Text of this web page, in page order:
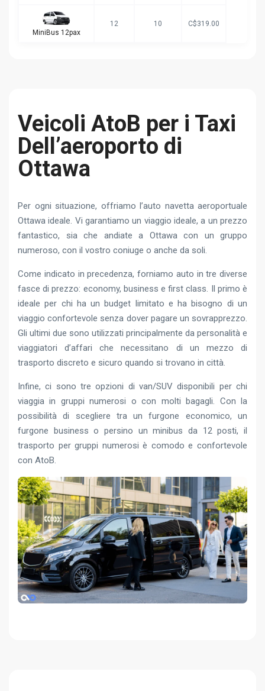
MiniBus 12pax
12 10 C$319.00
Veicoli AtoB per i Taxi
Dell’aeroporto di
Ottawa
Per ogni situazione, offriamo l’auto navetta aeroportuale
Ottawa ideale. Vi garantiamo un viaggio ideale, a un prezzo
fantastico, sia che andiate a Ottawa con un gruppo
numeroso, con il vostro coniuge o anche da soli.
Come indicato in precedenza, forniamo auto in tre diverse
fasce di prezzo: economy, business e first class. Il primo è
ideale per chi ha un budget limitato e ha bisogno di un
viaggio confortevole senza dover pagare un sovrapprezzo.
Gli ultimi due sono utilizzati principalmente da personalità e
viaggiatori d’affari che necessitano di un mezzo di
trasporto discreto e sicuro quando si trovano in città.
Infine, ci sono tre opzioni di van/SUV disponibili per chi
viaggia in gruppi numerosi o con molti bagagli. Con la
possibilità di scegliere tra un furgone economico, un
furgone business o persino un minibus da 12 posti, il
trasporto per gruppi numerosi è comodo e confortevole
con AtoB.